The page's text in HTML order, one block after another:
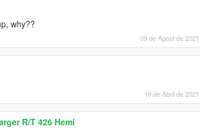
why??
09 de Agost de 2021
19 de Abril de 2021
R/T 426 Hemi